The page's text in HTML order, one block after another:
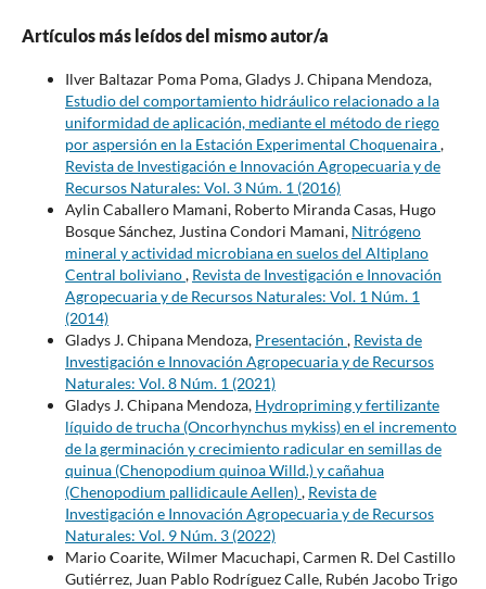
Artículos más leídos del mismo autor/a
Ilver Baltazar Poma Poma, Gladys J. Chipana Mendoza,
Estudio del comportamiento hidráulico relacionado a la
uniformidad de aplicación, mediante el método de riego
por aspersión en la Estación Experimental Choquenaira,
Revista de Investigación e Innovación Agropecuaria y de
Recursos Naturales: Vol. 3 Núm. 1 (2016)
Aylin Caballero Mamani, Roberto Miranda Casas, Hugo
Bosque Sánchez, Justina Condori Mamani, Nitrógeno
mineral y actividad microbiana en suelos del Altiplano
Central boliviano, Revista de Investigación e Innovación
Agropecuaria y de Recursos Naturales: Vol. 1 Núm. 1
(2014)
Gladys J. Chipana Mendoza, Presentación , Revista de
Investigación e Innovación Agropecuaria y de Recursos
Naturales: Vol. 8 Núm. 1 (2021)
Gladys J. Chipana Mendoza, Hydropriming y fertilizante
líquido de trucha (Oncorhynchus mykiss) en el incremento
de la germinación y crecimiento radicular en semillas de
quinua (Chenopodium quinoa Willd.) y cañahua
(Chenopodium pallidicaule Aellen), Revista de
Investigación e Innovación Agropecuaria y de Recursos
Naturales: Vol. 9 Núm. 3 (2022)
Mario Coarite, Wilmer Macuchapi, Carmen R. Del Castillo
Gutiérrez, Juan Pablo Rodríguez Calle, Rubén Jacobo Trigo